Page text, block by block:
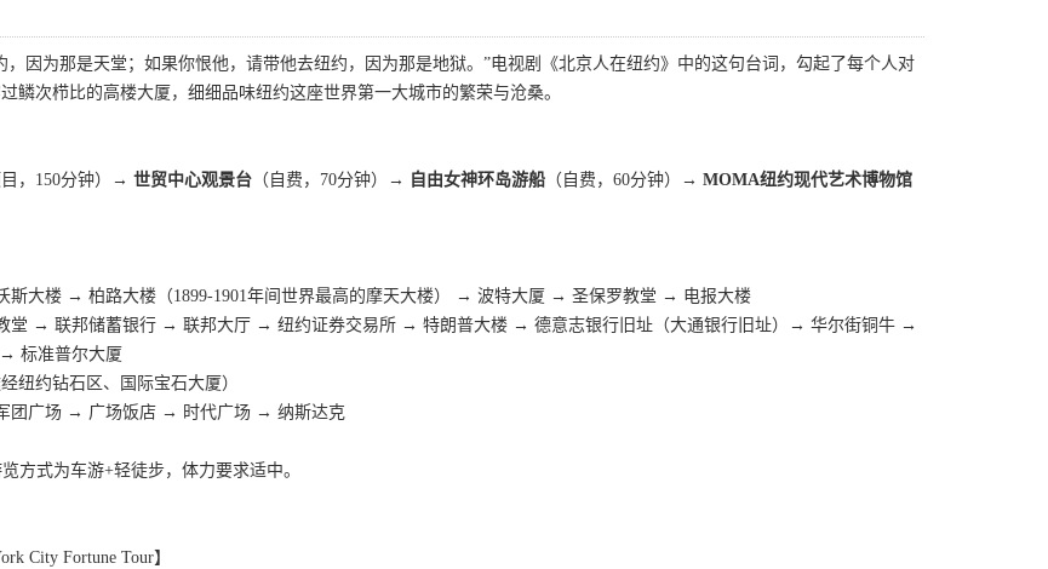
，因为那是天堂；如果你恨他，请带他去纽约，因为那是地狱。”电视剧《北京人在纽约》中的这句台词，勾起了每个人对
鳞次栉比的高楼大厦，细细品味纽约这座世界第一大城市的繁荣与沧桑。
，150分钟） → 世贸中心观景台 （自费，70分钟）→ 自由女神环岛游船 （自费，60分钟）→ MOMA纽约现代艺术博物馆
斯大楼 → 柏路大楼（1899-1901年间世界最高的摩天大楼） → 波特大厦 → 圣保罗教堂 → 电报大楼
堂 → 联邦储蓄银行 → 联邦大厅 → 纽约证券交易所 → 特朗普大楼 → 德意志银行旧址（大通银行旧址）→ 华尔街铜牛 →
标准普尔大厦
纽约钻石区、国际宝石大厦）
团广场 → 广场饭店 → 时代广场 → 纳斯达克
方式为车游+轻徒步，体力要求适中。
City Fortune Tour】